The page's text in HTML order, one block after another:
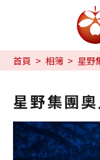
首頁 相簿 星野
星野集團